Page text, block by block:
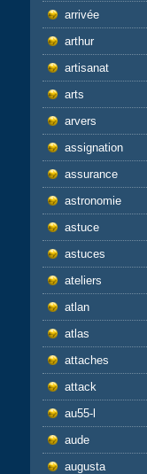
arrivée
arthur
artisanat
arts
arvers
assignation
assurance
astronomie
astuce
astuces
ateliers
atlan
atlas
attaches
attack
au55-l
aude
augusta